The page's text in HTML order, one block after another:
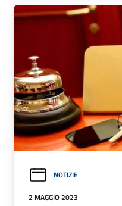
NOTIZIE
2 MAGGIO 2023